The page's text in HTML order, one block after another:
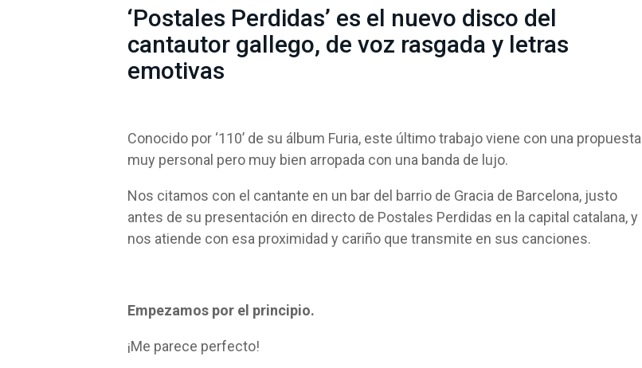
‘Postales Perdidas’ es el nuevo disco del
cantautor gallego, de voz rasgada y letras
emotivas
Conocido por ‘110’ de su álbum Furia, este último trabajo viene con una propuesta
muy personal pero muy bien arropada con una banda de lujo.
Nos citamos con el cantante en un bar del barrio de Gracia de Barcelona, justo
antes de su presentación en directo de Postales Perdidas en la capital catalana, y
nos atiende con esa proximidad y cariño que transmite en sus canciones.
Empezamos por el principio.
¡Me parece perfecto!